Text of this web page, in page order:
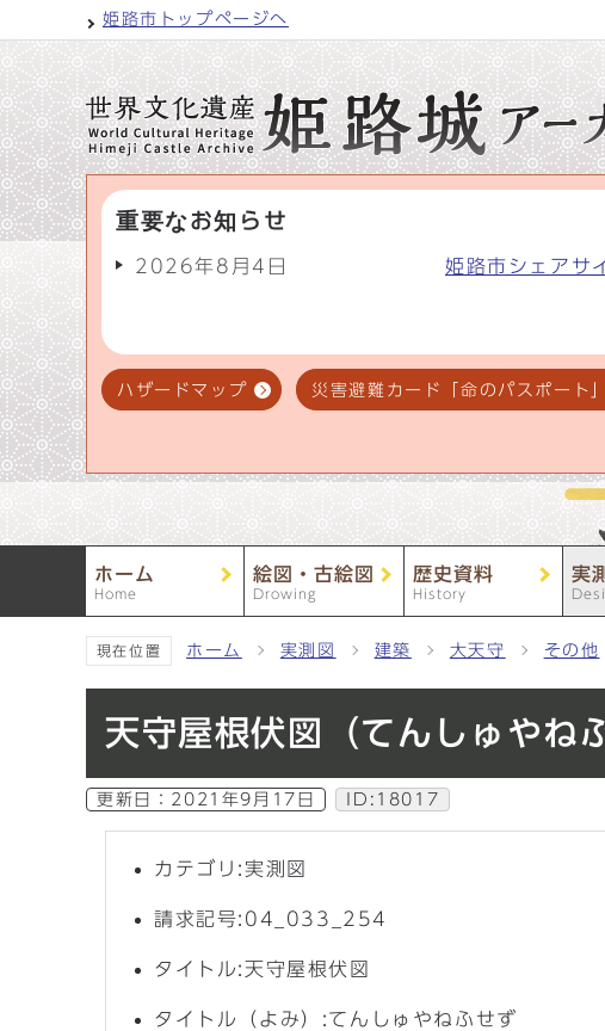
姫路市トップページへ
重要なお知らせ
2026年8月4日 姫路市シェアサ
ハザードマップ 災害避難カード「命のパスポート」
ホーム
Home
絵図・古絵図
Drowing
歴史資料
History
実
現在位置 ホーム 実測図 建築 大天守 その他
天守屋根伏図（てんしゅやね
更新日： 2021年9月17日 ID:18017
カテゴリ:実測図
請求記号:04_033_254
タイトル:天守屋根伏図
タイトル（よみ）:てんしゅやねふせず